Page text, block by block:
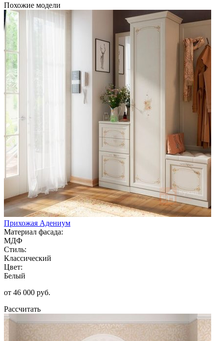
Похожие модели
Прихожая Адениум
Материал фасада:
МДФ
Стиль:
Классический
Цвет:
Белый
от 46 000 руб.
Рассчитать